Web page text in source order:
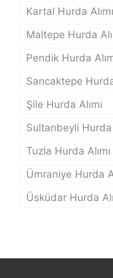
Kartal Hurda Alımı
Maltepe Hurda
Pendik Hurda
Sancaktepe Hurda
Şile Hurda Alımı
Sultanbeyli Hurda
Tuzla Hurda Alımı
Ümraniye Hurda
Üsküdar Hurda